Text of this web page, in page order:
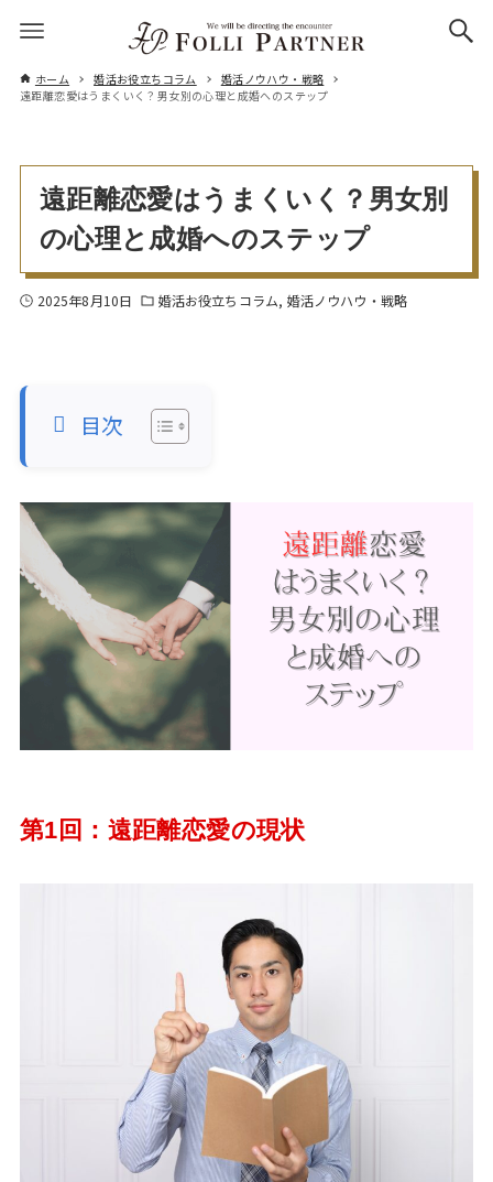
ホーム 婚活お役立ちコラム
婚活ノウハウ・戦略
遠距離恋愛はうまくいく？男女別の心理と成婚へのステップ
遠距離恋愛はうまくいく？男女別
の心理と成婚へのステップ
2025年8月10日 婚活お役立ちコラム 婚活ノウハウ・戦略
目次
第1回：遠距離恋愛の現状